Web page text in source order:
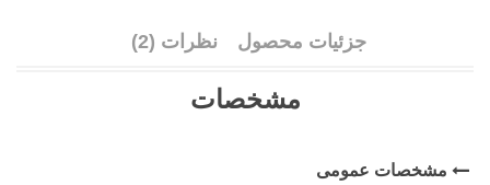
جزئیات محصول نظرات (2)
مشخصات
مشخصات عمومی